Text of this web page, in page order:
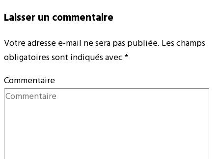
Laisser un commentaire
Votre adresse e-mail ne sera pas publiée. Les champs
obligatoires sont indiqués avec*
Commentaire